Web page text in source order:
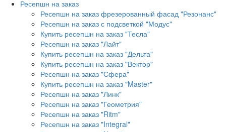
Ресепшн на заказ
Ресепшн на заказ фрезерованный фасад "Резонанс"
Ресепшн на заказ с подсветкой "Модус"
Купить ресепшн на заказ "Тесла"
Ресепшн на заказ "Лайт"
Купить ресепшн на заказ "Дельта"
Купить ресепшн на заказ "Вектор"
Ресепшн на заказ "Сфера"
Купить ресепшн на заказ "Master"
Ресепшн на заказ "Линк"
Ресепшн на заказ "Геометрия"
Ресепшн на заказ "Ritm"
Ресепшн на заказ "Integral"